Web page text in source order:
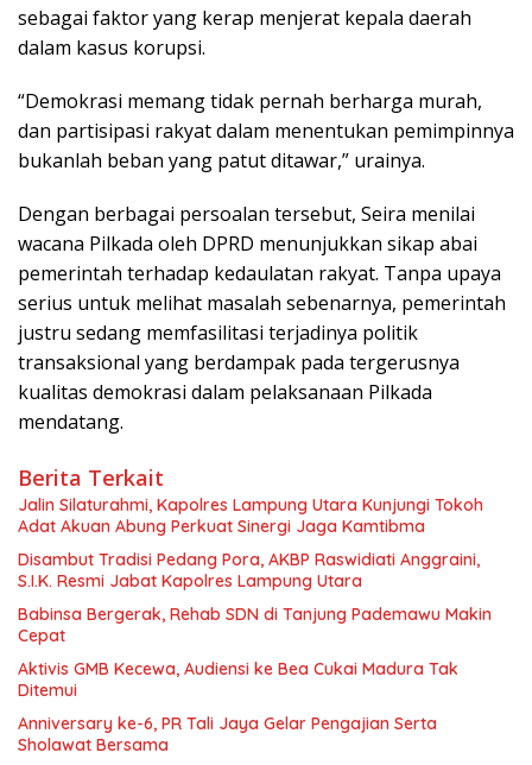
sebagai faktor yang kerap menjerat kepala daerah
dalam kasus korupsi.
“Demokrasi memang tidak pernah berharga murah,
dan partisipasi rakyat dalam menentukan pemimpinnya
bukanlah beban yang patut ditawar,” urainya.
Dengan berbagai persoalan tersebut, Seira menilai
wacana Pilkada oleh DPRD menunjukkan sikap abai
pemerintah terhadap kedaulatan rakyat. Tanpa upaya
serius untuk melihat masalah sebenarnya, pemerintah
justru sedang memfasilitasi terjadinya politik
transaksional yang berdampak pada tergerusnya
kualitas demokrasi dalam pelaksanaan Pilkada
mendatang.
Berita Terkait
Jalin Silaturahmi, Kapolres Lampung Utara Kunjungi Tokoh
Adat Akuan Abung Perkuat Sinergi Jaga Kamtibma
Disambut Tradisi Pedang Pora, AKBP Raswidiati Anggraini,
S.I.K. Resmi Jabat Kapolres Lampung Utara
Babinsa Bergerak, Rehab SDN di Tanjung Pademawu Makin
Cepat
Aktivis GMB Kecewa, Audiensi ke Bea Cukai Madura Tak
Ditemui
Anniversary ke-6, PR Tali Jaya Gelar Pengajian Serta
Sholawat Bersama